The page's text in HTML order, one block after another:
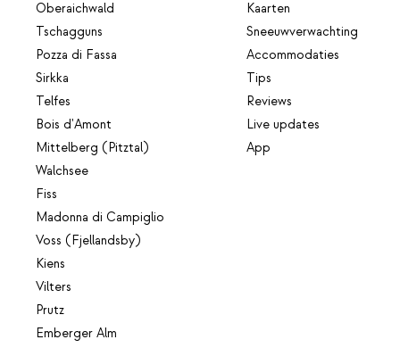
Oberaichwald
Tschagguns
Pozza di Fassa
Sirkka
Telfes
Bois d'Amont
Mittelberg (Pitztal)
Walchsee
Fiss
Madonna di Campiglio
Voss (Fjellandsby)
Kiens
Vilters
Prutz
Emberger Alm
Kaarten
Sneeuwverwachting
Accommodaties
Tips
Reviews
Live updates
App